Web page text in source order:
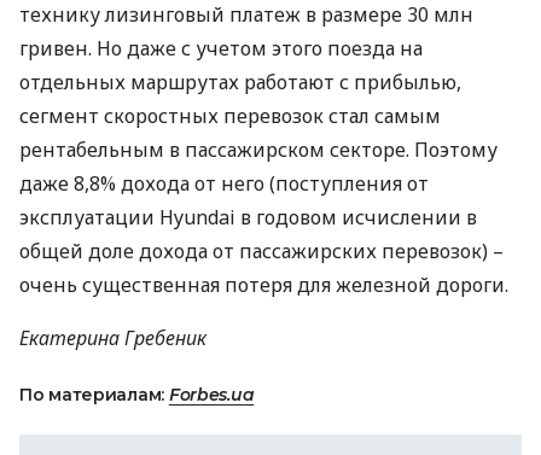
технику лизинговый платеж в размере 30 млн
гривен. Но даже с учетом этого поезда на
отдельных маршрутах работают с прибылью,
сегмент скоростных перевозок стал самым
рентабельным в пассажирском секторе. Поэтому
даже 8,8% дохода от него (поступления от
эксплуатации Hyundai в годовом исчислении в
общей доле дохода от пассажирских перевозок) –
очень существенная потеря для железной дороги.
Екатерина Гребеник
По материалам: Forbes.ua